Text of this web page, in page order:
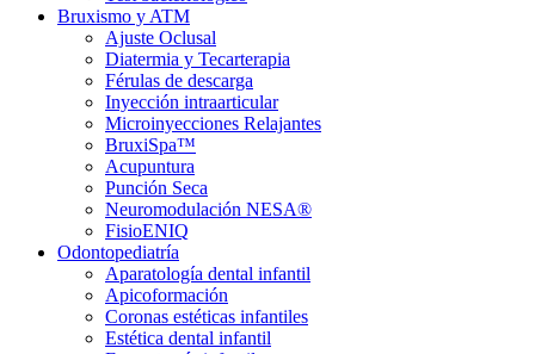
Bruxismo y ATM
Ajuste Oclusal
Diatermia y Tecarterapia
Férulas de descarga
Inyección intraarticular
Microinyecciones Relajantes
BruxiSpa™
Acupuntura
Punción Seca
Neuromodulación NESA®
FisioENIQ
Odontopediatría
Aparatología dental infantil
Apicoformación
Coronas estéticas infantiles
Estética dental infantil